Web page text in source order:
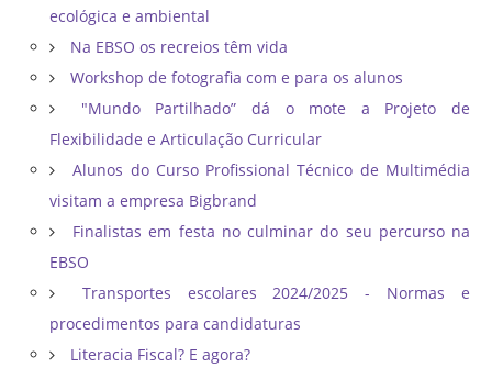
ecológica e ambiental
Na EBSO os recreios têm vida
Workshop de fotografia com e para os alunos
"Mundo Partilhado” dá o mote a Projeto de
Flexibilidade e Articulação Curricular
Alunos do Curso Profissional Técnico de Multimédia
visitam a empresa Bigbrand
Finalistas em festa no culminar do seu percurso na
EBSO
Transportes escolares 2024/2025 - Normas e
procedimentos para candidaturas
Literacia Fiscal? E agora?